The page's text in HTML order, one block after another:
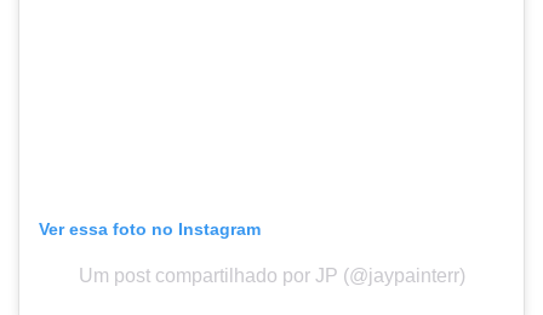
Ver essa foto no Instagram
Um post compartilhado por JP (@jaypainterr)